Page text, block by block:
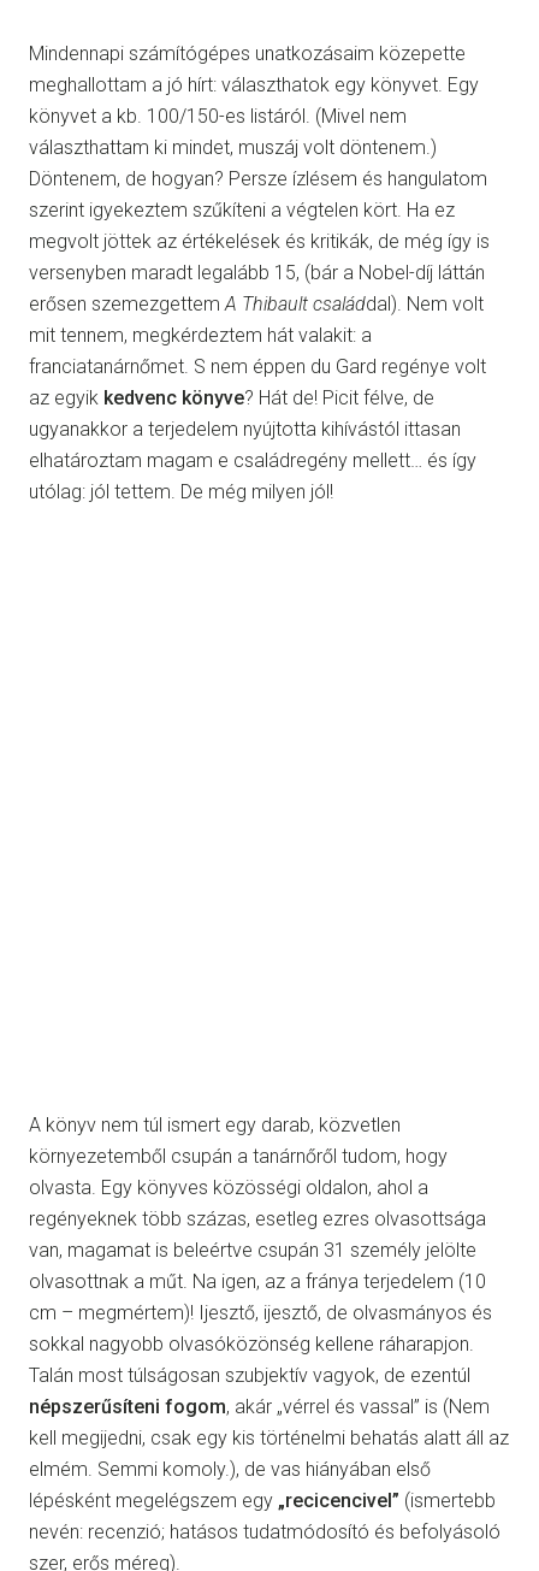
Mindennapi számítógépes unatkozásaim közepette
meghallottam a jó hírt: választhatok egy könyvet. Egy
könyvet a kb. 100/150-es listáról. (Mivel nem
választhattam ki mindet, muszáj volt döntenem.)
Döntenem, de hogyan? Persze ízlésem és hangulatom
szerint igyekeztem szűkíteni a végtelen kört. Ha ez
megvolt jöttek az értékelések és kritikák, de még így is
versenyben maradt legalább 15, (bár a Nobel-díj láttán
erősen szemezgettem A Thibault családdal). Nem volt
mit tennem, megkérdeztem hát valakit: a
franciatanárnőmet. S nem éppen du Gard regénye volt
az egyik kedvenc könyve? Hát de! Picit félve, de
ugyanakkor a terjedelem nyújtotta kihívástól ittasan
elhatároztam magam e családregény mellett… és így
utólag: jól tettem. De még milyen jól!
A könyv nem túl ismert egy darab, közvetlen
környezetemből csupán a tanárnőről tudom, hogy
olvasta. Egy könyves közösségi oldalon, ahol a
regényeknek több százas, esetleg ezres olvasottsága
van, magamat is beleértve csupán 31 személy jelölte
olvasottnak a műt. Na igen, az a fránya terjedelem (10
cm – megmértem)! Ijesztő, ijesztő, de olvasmányos és
sokkal nagyobb olvasóközönség kellene ráharapjon.
Talán most túlságosan szubjektív vagyok, de ezentúl
népszerűsíteni fogom, akár „vérrel és vassal” is (Nem
kell megijedni, csak egy kis történelmi behatás alatt áll az
elmém. Semmi komoly.), de vas hiányában első
lépésként megelégszem egy „recicencivel” (ismertebb
nevén: recenzió; hatásos tudatmódosító és befolyásoló
szer, erős méreg).